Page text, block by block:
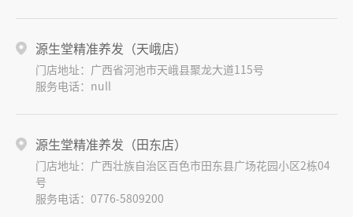
源生堂精准养发（天峨店）
门店地址：广西省河池市天峨县聚龙大道115号
服务电话：null
源生堂精准养发（田东店）
门店地址：广西壮族自治区百色市田东县广场花园小区2栋04
号
服务电话：0776-5809200